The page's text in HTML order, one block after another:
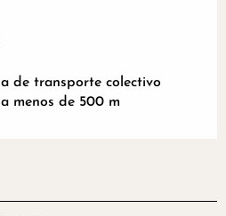
de transporte colectivo
menos de 500 m